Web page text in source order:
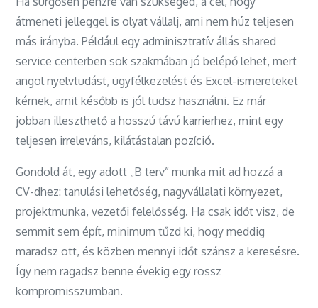
átmeneti jelleggel is olyat vállalj, ami nem húz teljesen
más irányba. Például egy adminisztratív állás shared
service centerben sok szakmában jó belépő lehet, mert
angol nyelvtudást, ügyfélkezelést és Excel-ismereteket
kérnek, amit később is jól tudsz használni. Ez már
jobban illeszthető a hosszú távú karrierhez, mint egy
teljesen irreleváns, kilátástalan pozíció.
Gondold át, egy adott „B terv” munka mit ad hozzá a
CV-dhez: tanulási lehetőség, nagyvállalati környezet,
projektmunka, vezetői felelősség. Ha csak időt visz, de
semmit sem épít, minimum tűzd ki, hogy meddig
maradsz ott, és közben mennyi időt szánsz a keresésre.
Így nem ragadsz benne évekig egy rossz
kompromisszumban.